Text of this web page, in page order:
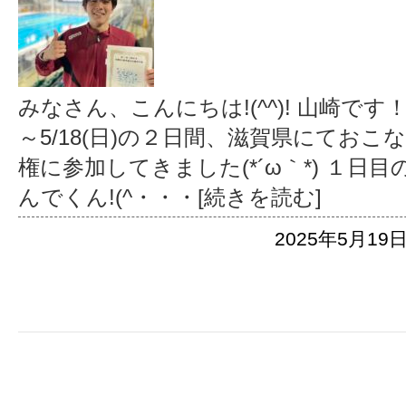
みなさん、こんにちは!(^^)! 山崎です
～5/18(日)の２日間、滋賀県にておこ
権に参加してきました(*´ω｀*) １日目
んでくん!(^ ・・・[続きを読む]
2025年5月19